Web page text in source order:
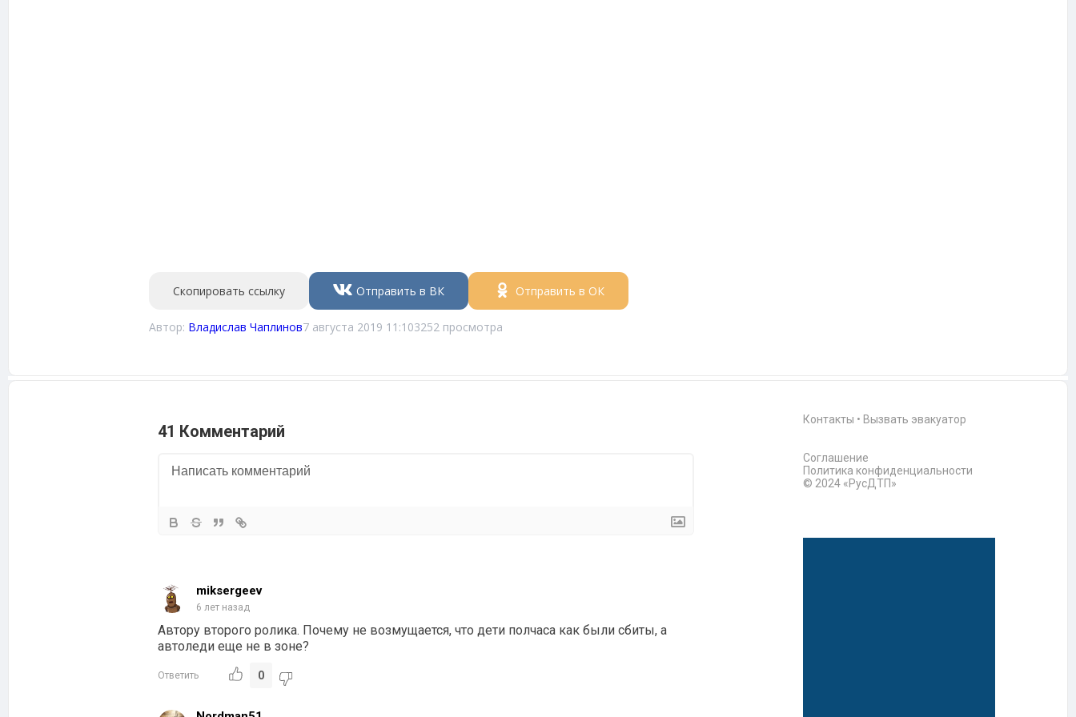
Скопировать ссылку Отправить в ВК Отправить в ОК
Автор: Владислав Чаплинов7 августа 2019 11:103252 просмотра
41 Комментарий
miksergeev
6 лет назад
Автору второго ролика. Почему не возмущается, что дети полчаса как были сбиты, а
автоледи еще не в зоне?
Ответить 0
Контакты • Вызвать эвакуатор
Соглашение
Политика конфиденциальности
© 2024 «РусДТП»